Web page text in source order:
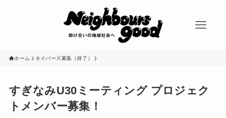
ホーム ネイバーズ募集（終了）
すぎなみU30ミーティング プロジェク
トメンバー募集！